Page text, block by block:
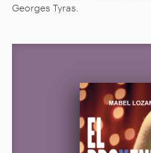
Georges Tyras.